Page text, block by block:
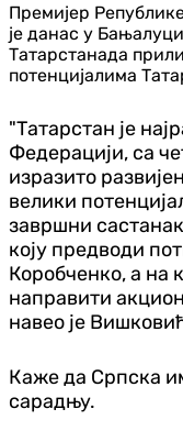
Премијер
је данас у
Татарстанада
потенцијалима
"Татарстан је
Федерацији, са
изразито
велики
завршни
коју предводи
Коробченко, а на
направити
навео је
Каже да Српска
сарадњу.